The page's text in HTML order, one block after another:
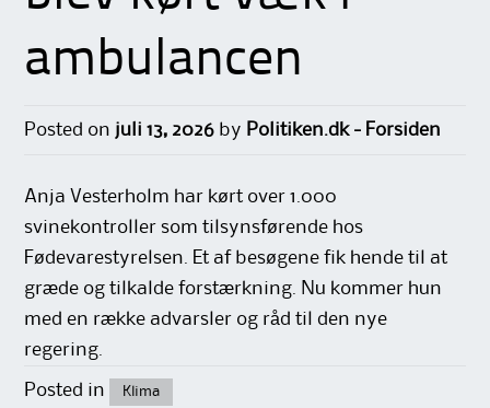
ambulancen
Posted on juli 13, 2026 by Politiken.dk - Forsiden
Anja Vesterholm har kørt over 1.000
svinekontroller som tilsynsførende hos
Fødevarestyrelsen. Et af besøgene fik hende til at
græde og tilkalde forstærkning. Nu kommer hun
med en række advarsler og råd til den nye
regering.
Posted in Klima